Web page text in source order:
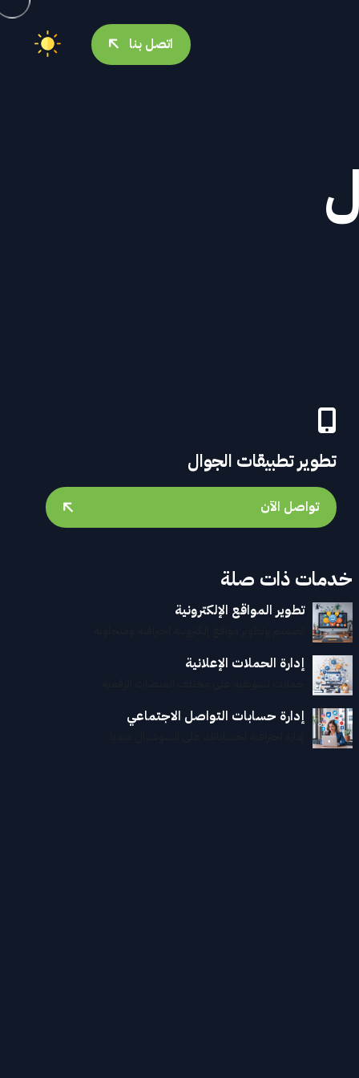
اتصل بنا
تطوير تطبيقات الجوال
تواصل الآن
خدمات ذات صلة
تطوير المواقع الإلكترونية
إدارة الحملات الإعلانية
إدارة حسابات التواصل الاجتماعي